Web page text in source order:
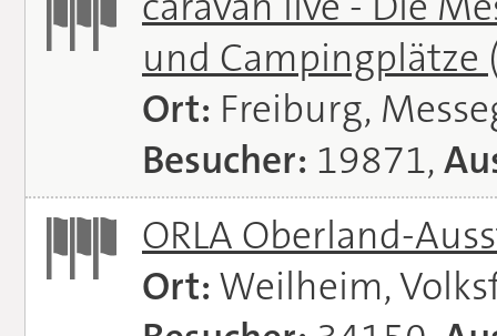
und Campingplätze
Ort: Freiburg,
Besucher: 19871,
ORLA Oberland-
Ort: Weilheim,